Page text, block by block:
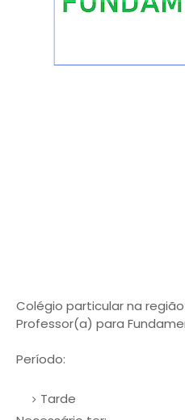
Colégio particular na
Professor(a) para
Período:
Tarde